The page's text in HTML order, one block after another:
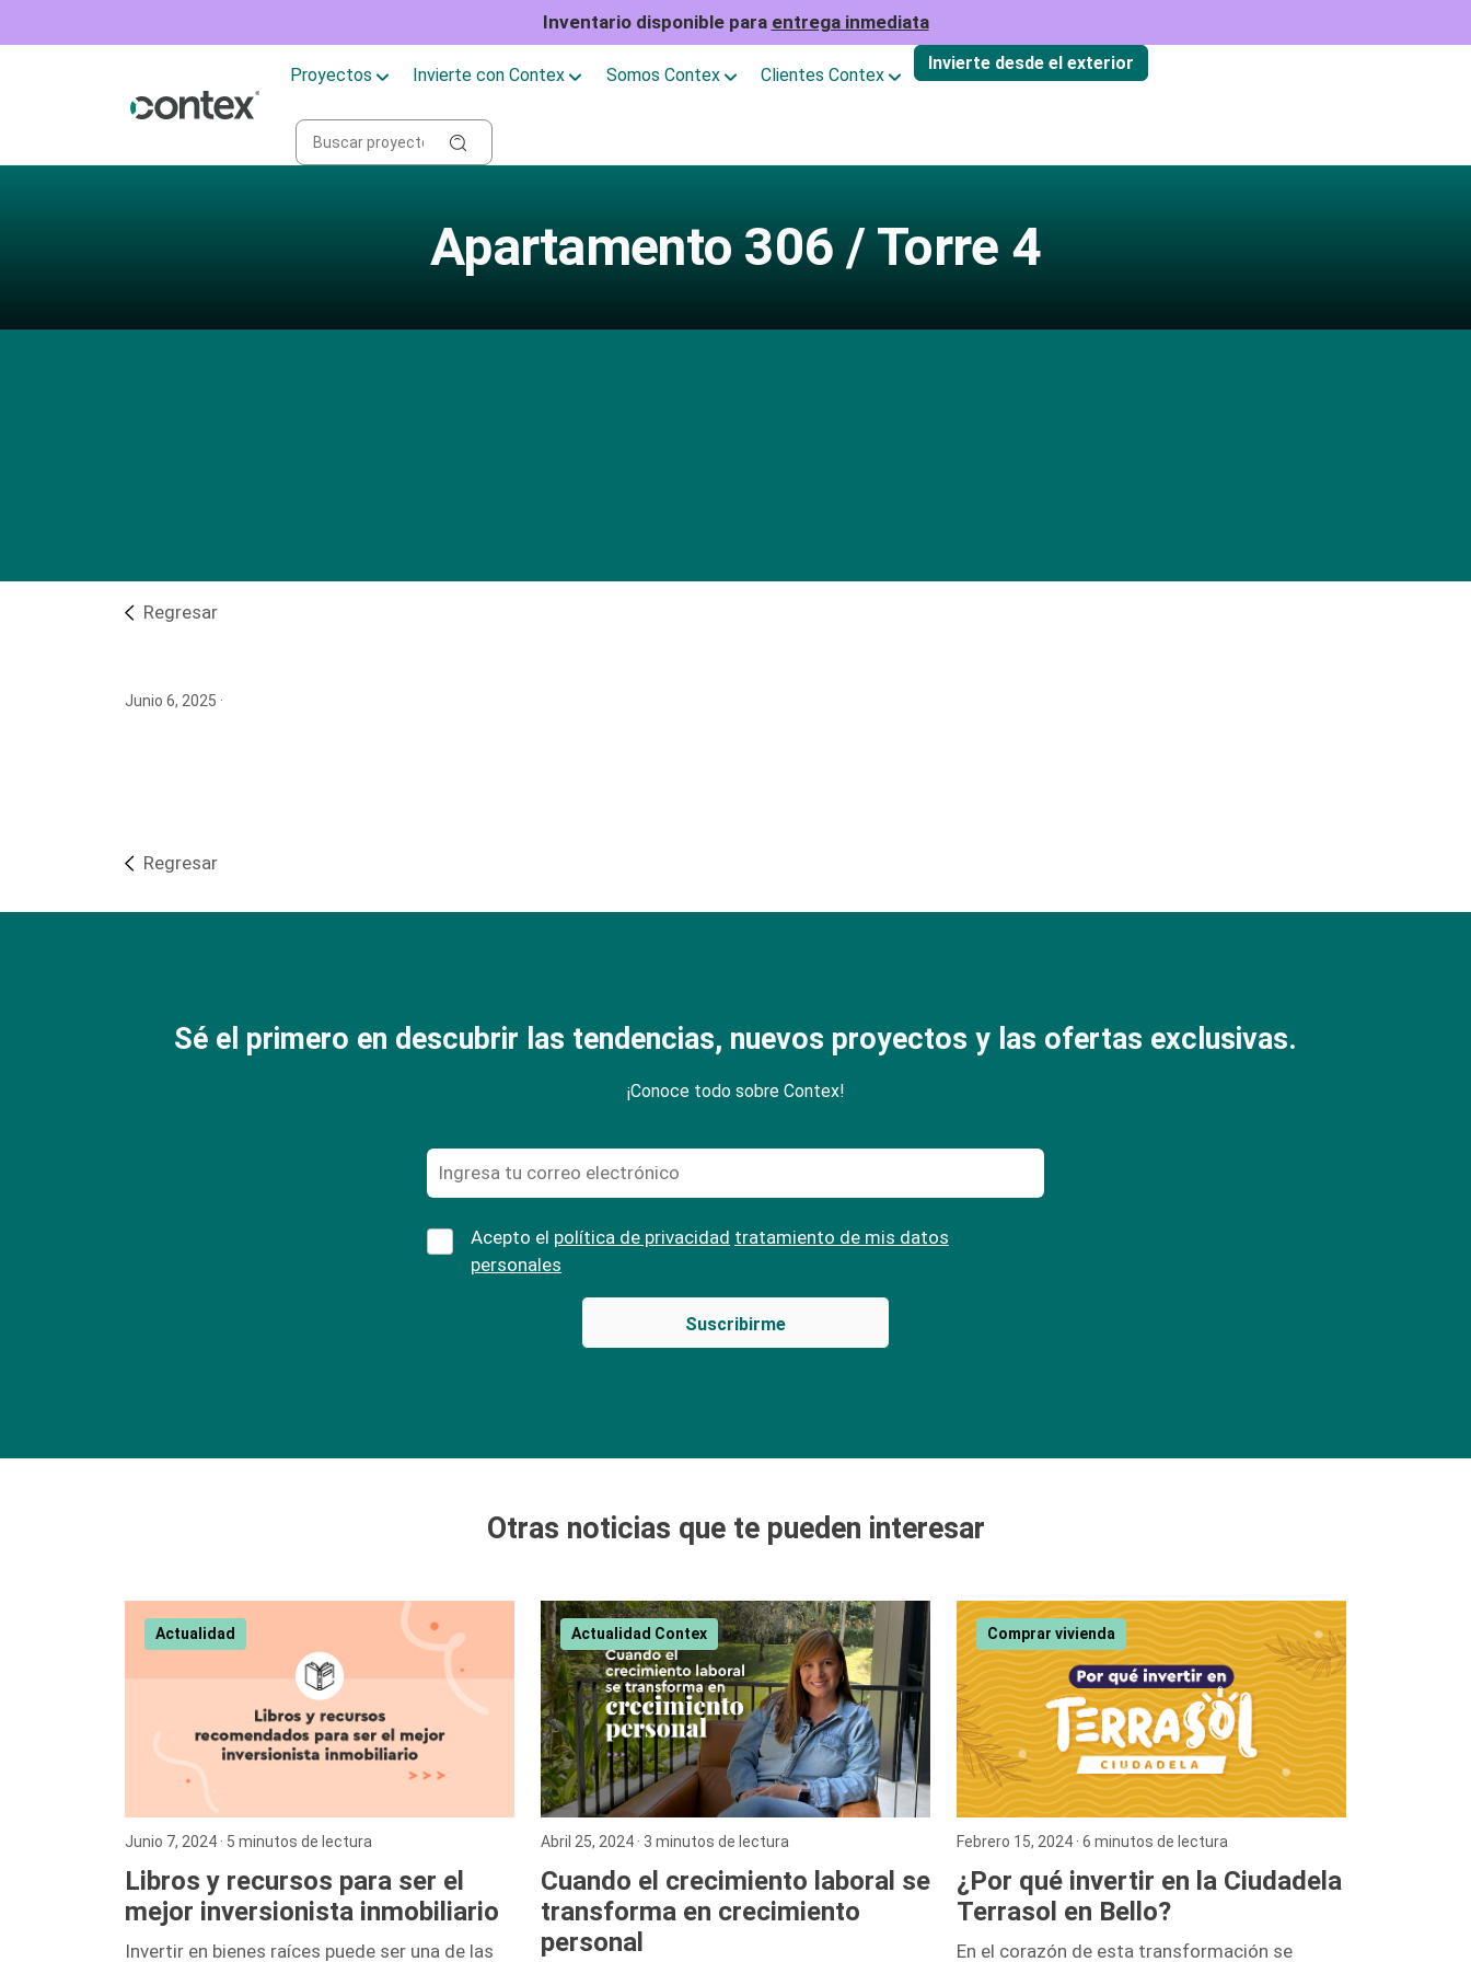
Inventario disponible para entrega inmediata
Proyectos Invierte con Contex Somos Contex Clientes Contex
Invierte desde el exterior
Apartamento 306 / Torre 4
Regresar
Junio 6, 2025 ·
Regresar
Sé el primero en descubrir las tendencias, nuevos proyectos y las ofertas exclusivas.
¡Conoce todo sobre Contex!
Acepto el política de privacidad tratamiento de mis datos
personales
Otras noticias que te pueden interesar
Actualidad
Junio 7, 2024 · 5 minutos de lectura
Libros y recursos para ser el
mejor inversionista inmobiliario
Invertir en bienes raíces puede ser una de las
Actualidad Contex
Abril 25, 2024 · 3 minutos de lectura
Cuando el crecimiento laboral se
transforma en crecimiento
personal
Comprar vivienda
Febrero 15, 2024 · 6 minutos de lectura
¿Por qué invertir en la Ciudadela
Terrasol en Bello?
En el corazón de esta transformación se